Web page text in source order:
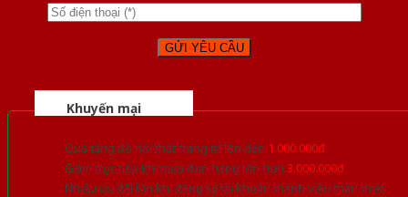
Khuyến mại
Quà tặng đồ nội thất trang trí lên đến 1.000.000đ
Giảm trực tiếp khi mua đơn hàng lớn hơn 3.000.000đ
Nhiều ưu đãi lớn khi đăng ký tài khoản thành viên thân thiết